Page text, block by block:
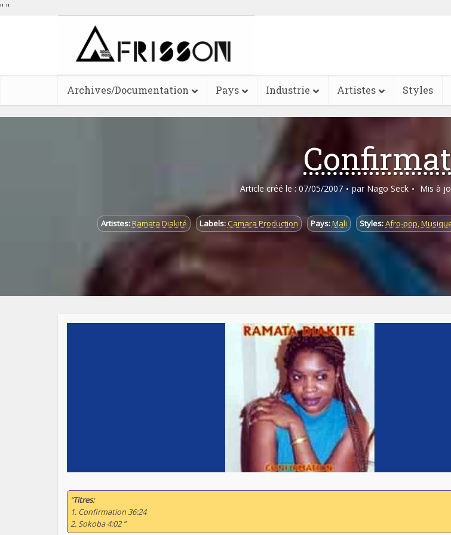
" "
Archives/Documentation Pays Industrie Artistes Styles
Article créé le : 07/05/2007 par Nago Seck Mis à
Artistes: Ramata Diakité Labels:Camara Production Pays:Mali Styles:Afro-pop,
“Titres:
1. Confirmation 36:24
2. Sokoba 4:02 ”